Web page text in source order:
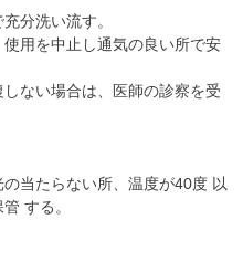
分洗い流す。
用を中止し通気の良い所で安
ない場合は、医師の診察を受
当たらない所、温度が40度 以
する。